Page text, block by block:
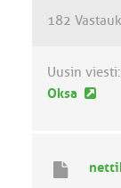
182
Uusin viesti:
Oksa
U